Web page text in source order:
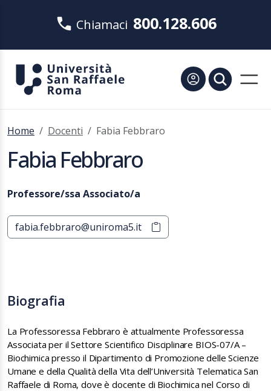
Chiamaci 800.128.606
Home Docenti Fabia Febbraro
Fabia Febbraro
Professore/ssa Associato/a
fabia.febbraro@uniroma5.it
Biografia
La Professoressa Febbraro è attualmente Professoressa
Associata per il Settore Scientifico Disciplinare BIOS-07/A –
Biochimica presso il Dipartimento di Promozione delle Scienze
Umane e della Qualità della Vita dell’Università Telematica San
Raffaele di Roma, dove è docente di Biochimica nel Corso di